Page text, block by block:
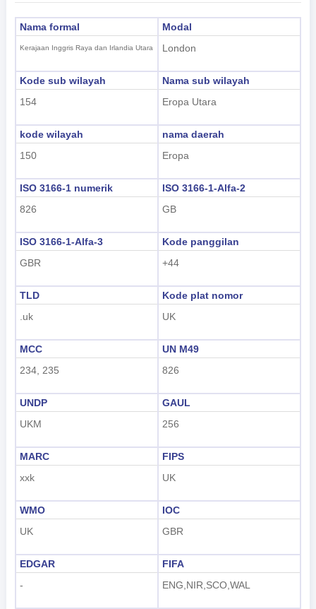
Nama formal
Kerajaan Inggris Raya dan Irlandia Utara
Modal
London
Kode sub wilayah
154
Nama sub wilayah
Eropa Utara
kode wilayah
150
nama daerah
Eropa
ISO 3166-1 numerik
826
ISO 3166-1-Alfa-2
GB
ISO 3166-1-Alfa-3
GBR
Kode panggilan
+44
TLD
.uk
Kode plat nomor
UK
MCC
234, 235
UN M49
826
UNDP
UKM
GAUL
256
MARC
xxk
FIPS
UK
WMO
UK
IOC
GBR
EDGAR
-
FIFA
ENG,NIR,SCO,WAL